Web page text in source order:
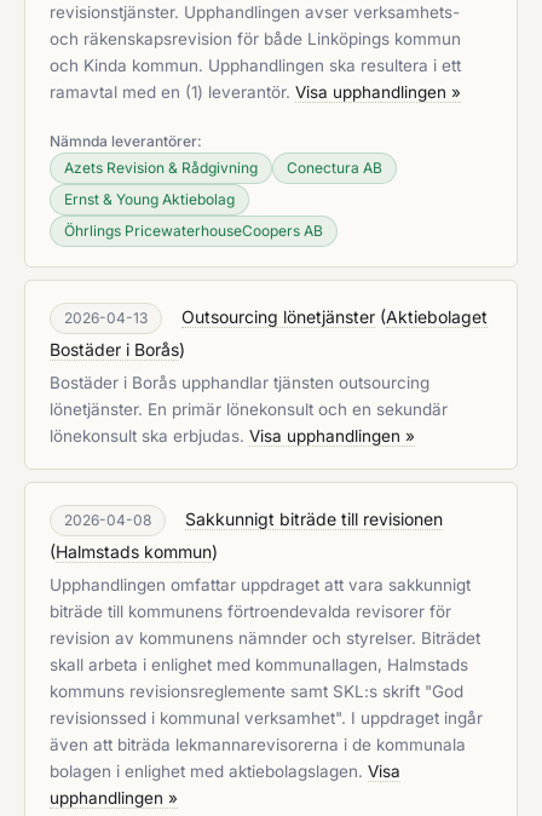
revisionstjänster. Upphandlingen avser verksamhets-
och räkenskapsrevision för både Linköpings kommun
och Kinda kommun. Upphandlingen ska resultera i ett
ramavtal med en (1) leverantör. Visa upphandlingen »
Nämnda leverantörer:
Azets Revision & Rådgivning
Conectura AB
Ernst & Young Aktiebolag
Öhrlings PricewaterhouseCoopers AB
2026-04-13 Outsourcing lönetjänster (Aktiebolaget
Bostäder i Borås)
Bostäder i Borås upphandlar tjänsten outsourcing
lönetjänster. En primär lönekonsult och en sekundär
lönekonsult ska erbjudas. Visa upphandlingen »
2026-04-08
Sakkunnigt biträde till revisionen
(Halmstads kommun)
Upphandlingen omfattar uppdraget att vara sakkunnigt
biträde till kommunens förtroendevalda revisorer för
revision av kommunens nämnder och styrelser. Biträdet
skall arbeta i enlighet med kommunallagen, Halmstads
kommuns revisionsreglemente samt SKL:s skrift "God
revisionssed i kommunal verksamhet". I uppdraget ingår
även att biträda lekmannarevisorerna i de kommunala
bolagen i enlighet med aktiebolagslagen. Visa
upphandlingen »